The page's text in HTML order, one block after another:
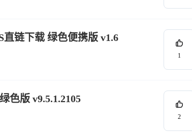
链下载 绿色便携版 v1.6
1
色版 v9.5.1.2105
2